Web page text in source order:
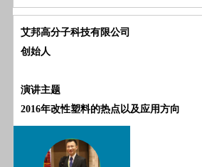
艾邦高分子科技有限公司
创始人
演讲主题
2016年改性塑料的热点以及应用方向